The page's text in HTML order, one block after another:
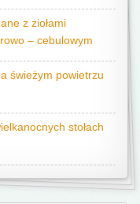
z ziołami
– cebulowym
świeżym powietrzu
stołach